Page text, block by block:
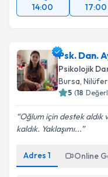
14:00 17:00
Psk. Dan.
Psikolojik
Bursa, Nilüfer
5 (18
Oğlum için destek
kaldık. Yaklaşımı...
Adres 1 Online